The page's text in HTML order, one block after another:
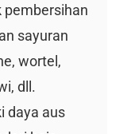
pembersihan
sayuran
wortel,
dll.
daya aus